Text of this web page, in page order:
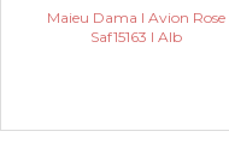
Maieu Dama I Avion Rose
Saf15163 I Alb